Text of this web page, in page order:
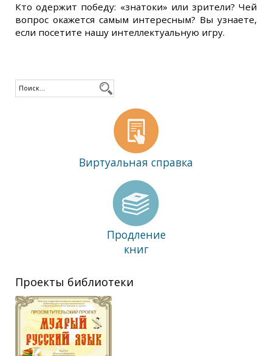
Кто одержит победу: «знатоки» или зрители? Чей
вопрос окажется самым интересным? Вы узнаете,
если посетите нашу интеллектуальную игру.
Виртуальная справка
Продление
книг
Проекты библиотеки